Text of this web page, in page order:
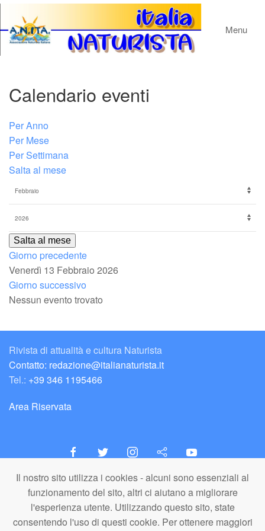
Il nostro sito utilizza i cookies - alcuni sono essenziali al
funzionamento del sito, altri ci aiutano a migliorare
l'esperienza utente. Utilizzando questo sito, state
consentendo l'uso di questi cookie. Per ottenere maggiori
Menu
Calendario eventi
Per Anno
Per Mese
Per Settimana
Salta al mese
Salta al mese
Giorno precedente
Venerdì 13 Febbraio 2026
Giorno successivo
Nessun evento trovato
Rivista di attualità e cultura Naturista
Contatto: redazione@italianaturista.it
Tel.: +39 346 1195466
Area Riservata
italiaNATURISTA
Editore e Redazione
A.N.ITA. Associazione Naturista Italiana (APS)
C.F. 80203710159